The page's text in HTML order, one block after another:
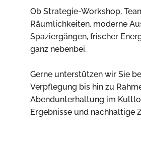
Ob Strategie-Workshop,
Räumlichkeiten, moderne
Spaziergängen, frischer
ganz nebenbei.
Gerne unterstützen wir Sie
Verpflegung bis hin zu
Abendunterhaltung im
Ergebnisse und nachhaltige